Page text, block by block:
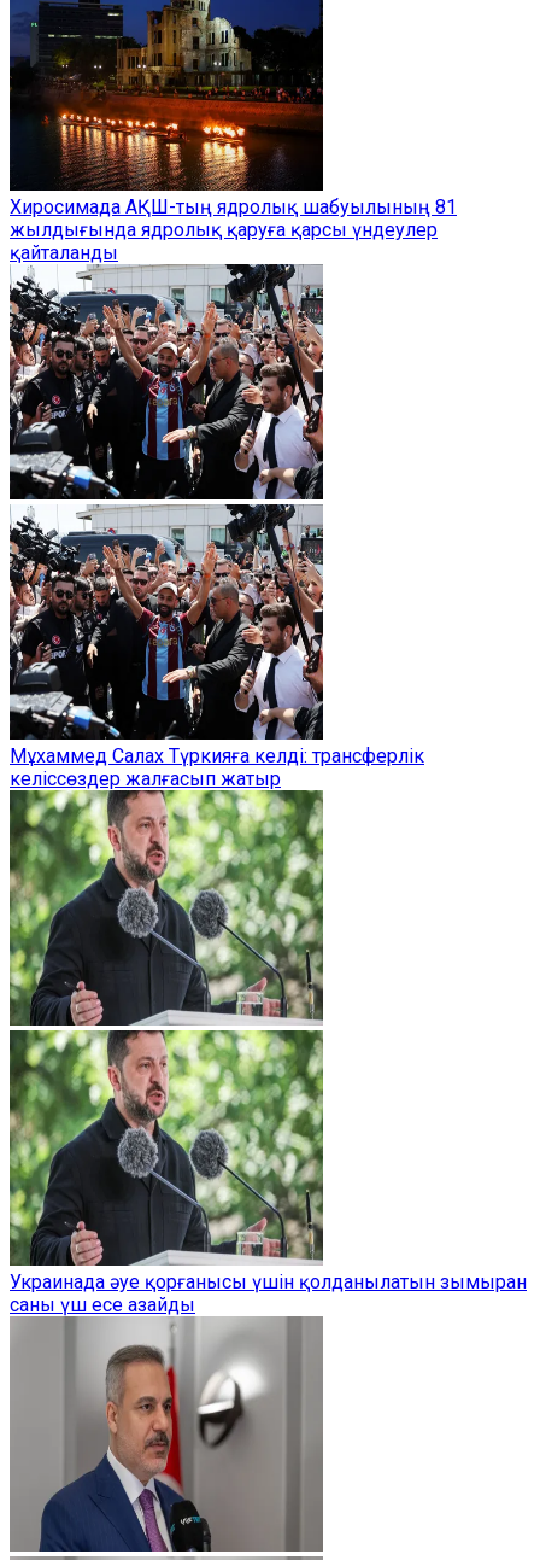
Хиросимада АҚШ-тың ядролық шабуылының 81
жылдығында ядролық қаруға қарсы үндеулер
қайталанды
Мұхаммед Салах Түркияға келді: трансферлік
келіссөздер жалғасып жатыр
Украинада әуе қорғанысы үшін қолданылатын зымыран
саны үш есе азайды